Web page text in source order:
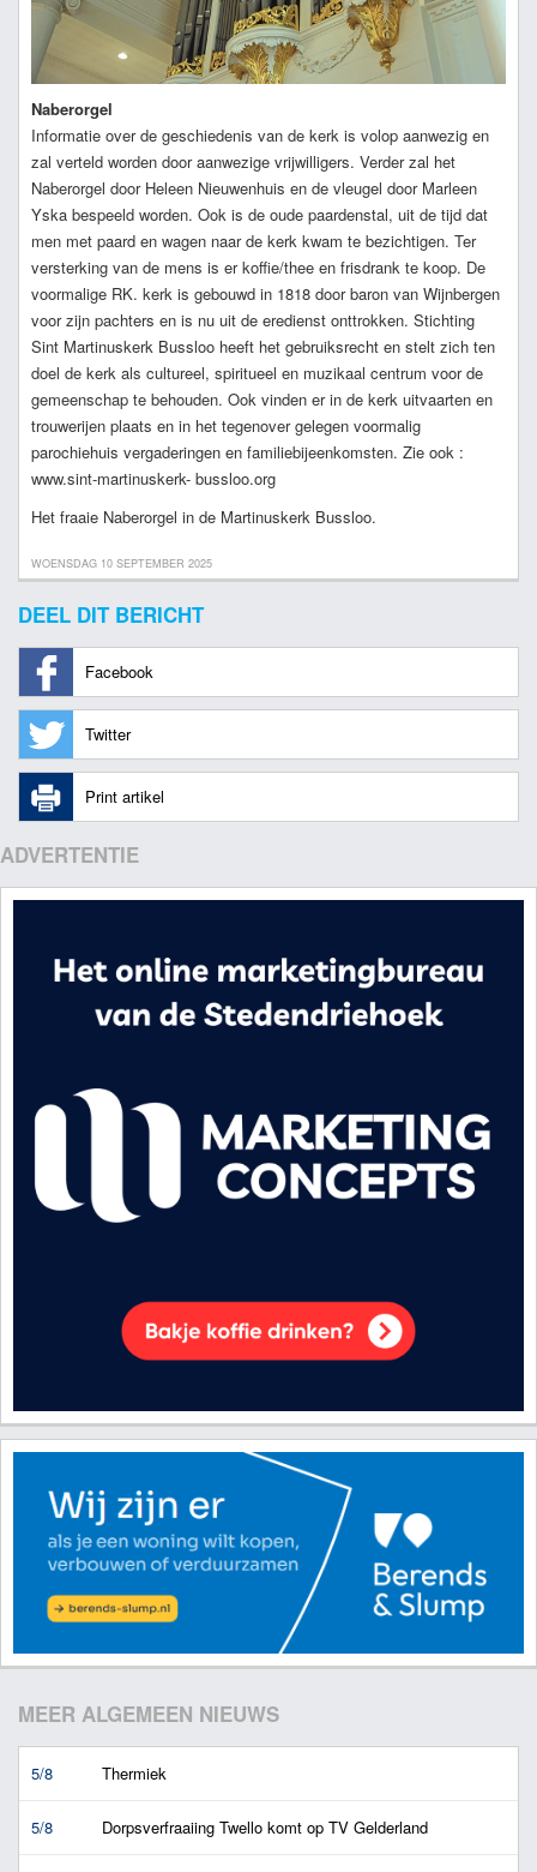
Naberorgel
Informatie over de geschiedenis van de kerk is volop aanwezig en
zal verteld worden door aanwezige vrijwilligers. Verder zal het
Naberorgel door Heleen Nieuwenhuis en de vleugel door Marleen
Yska bespeeld worden. Ook is de oude paardenstal, uit de tijd dat
men met paard en wagen naar de kerk kwam te bezichtigen. Ter
versterking van de mens is er koffie/thee en frisdrank te koop. De
voormalige RK. kerk is gebouwd in 1818 door baron van Wijnbergen
voor zijn pachters en is nu uit de eredienst onttrokken. Stichting
Sint Martinuskerk Bussloo heeft het gebruiksrecht en stelt zich ten
doel de kerk als cultureel, spiritueel en muzikaal centrum voor de
gemeenschap te behouden. Ook vinden er in de kerk uitvaarten en
trouwerijen plaats en in het tegenover gelegen voormalig
parochiehuis vergaderingen en familiebijeenkomsten. Zie ook :
www.sint-martinuskerk- bussloo.org
Het fraaie Naberorgel in de Martinuskerk Bussloo.
WOENSDAG 10 SEPTEMBER 2025
DEEL DIT BERICHT
Facebook
Twitter
Print artikel
ADVERTENTIE
MEER ALGEMEEN NIEUWS
5/8 Thermiek
5/8 Dorpsverfraaiing Twello komt op TV Gelderland